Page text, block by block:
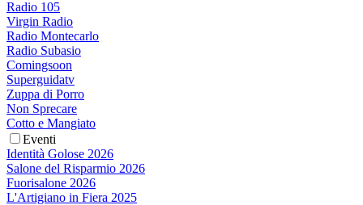
Radio 105
Virgin Radio
Radio Montecarlo
Radio Subasio
Comingsoon
Superguidatv
Zuppa di Porro
Non Sprecare
Cotto e Mangiato
Eventi
Identità Golose 2026
Salone del Risparmio 2026
Fuorisalone 2026
L'Artigiano in Fiera 2025